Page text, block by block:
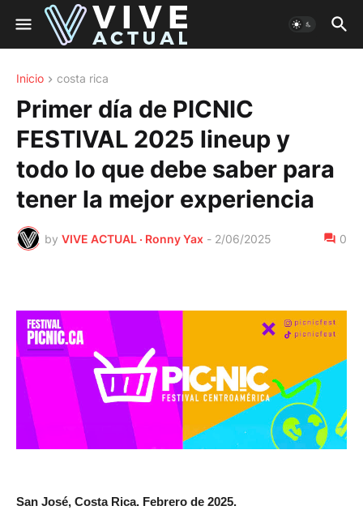
Inicio costa rica
Primer día de PICNIC
FESTIVAL 2025 lineup y
todo lo que debe saber para
tener la mejor experiencia
by VIVE ACTUAL · Ronny Yax - 2/06/2025 0
San José, Costa Rica. Febrero de 2025.